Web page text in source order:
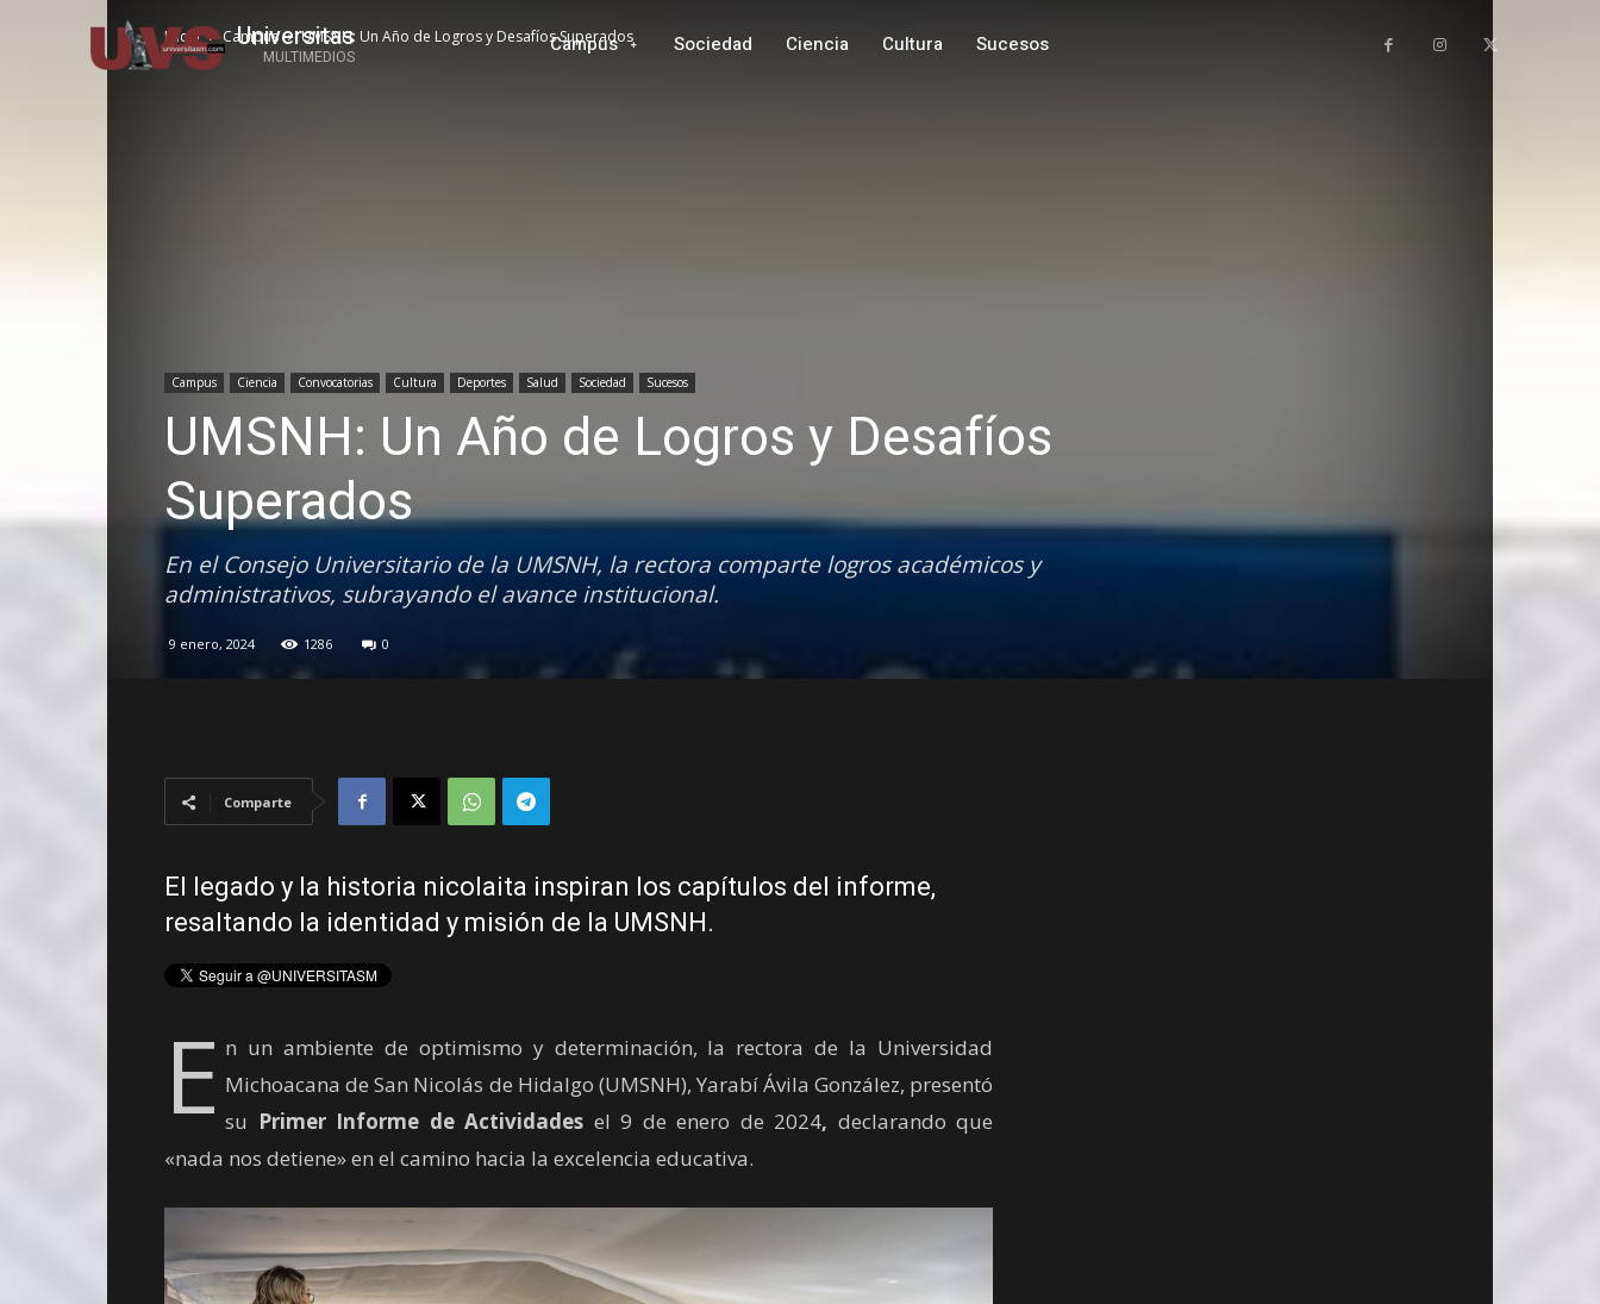
Universitas
MULTIMEDIOS
Campus Sociedad Ciencia Cultura Sucesos
Inicio Campus UMSNH: Un Año de Logros y Desafíos Superados
Campus Ciencia Convocatorias Cultura Deportes Salud Sociedad Sucesos
UMSNH: Un Año de Logros y Desafíos
Superados
En el Consejo Universitario de la UMSNH, la rectora comparte logros académicos y
administrativos, subrayando el avance institucional.
9 enero, 2024 1286 0
Comparte
El legado y la historia nicolaita inspiran los capítulos del informe,
resaltando la identidad y misión de la UMSNH.
E n un ambiente de optimismo y determinación, la rectora de la Universidad
Michoacana de San Nicolás de Hidalgo (UMSNH), Yarabí Ávila González, presentó
su Primer Informe de Actividades el 9 de enero de 2024, declarando que
«nada nos detiene» en el camino hacia la excelencia educativa.